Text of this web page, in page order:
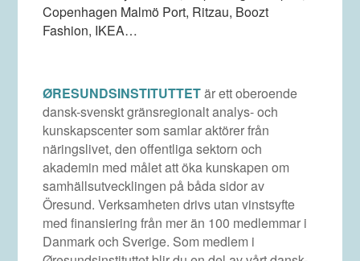
Copenhagen Malmö Port, Ritzau, Boozt
Fashion, IKEA…
ØRESUNDSINSTITUTTETär ett oberoende
dansk-svenskt gränsregionalt analys- och
kunskapscenter som samlar aktörer från
näringslivet, den offentliga sektorn och
akademin med målet att öka kunskapen om
samhällsutvecklingen på båda sidor av
Öresund. Verksamheten drivs utan vinstsyfte
med finansiering från mer än 100 medlemmar i
Danmark och Sverige. Som medlem i